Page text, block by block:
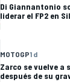
Di Giannantonio
liderar el FP2 en
MOTOGP1 d
Zarco se vuelve a
después de su